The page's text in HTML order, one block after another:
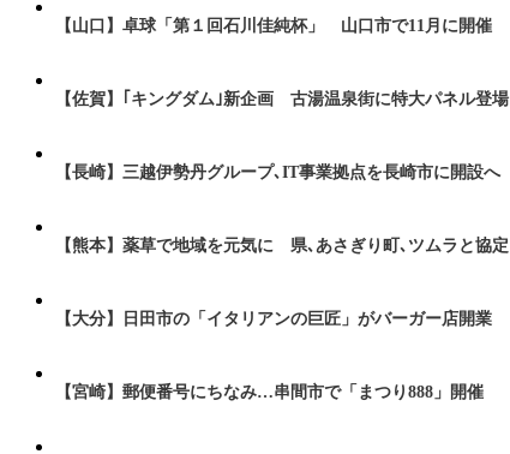
【山口】卓球「第１回石川佳純杯」 山口市で11月に開催
【佐賀】｢キングダム｣新企画 古湯温泉街に特大パネル登場
【長崎】三越伊勢丹グループ､IT事業拠点を長崎市に開設へ
【熊本】薬草で地域を元気に 県､あさぎり町､ツムラと協定
【大分】日田市の「イタリアンの巨匠」がバーガー店開業
【宮崎】郵便番号にちなみ…串間市で「まつり888」開催